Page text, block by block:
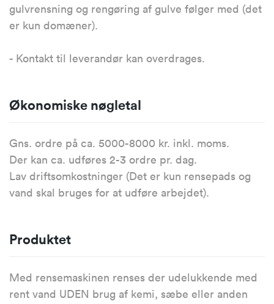
gulvrensning og rengøring af gulve følger med (det
er kun domæner).
- Kontakt til leverandør kan overdrages.
Økonomiske nøgletal
Gns. ordre på ca. 5000-8000 kr. inkl. moms.
Der kan ca. udføres 2-3 ordre pr. dag.
Lav driftsomkostninger (Det er kun rensepads og
vand skal bruges for at udføre arbejdet).
Produktet
Med rensemaskinen renses der udelukkende med
rent vand UDEN brug af kemi, sæbe eller anden